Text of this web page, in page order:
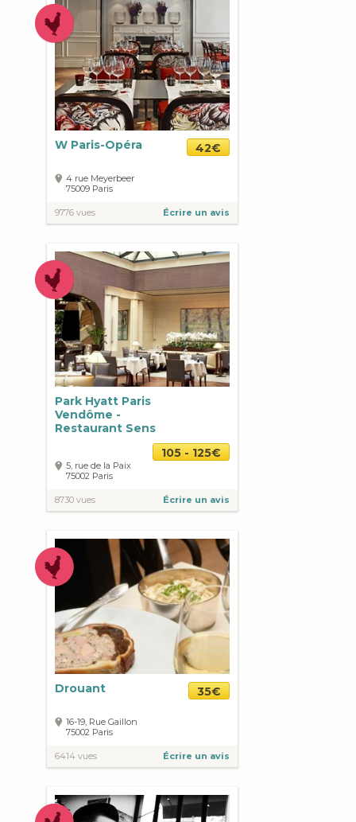
W Paris-Opéra 42€
4 rue Meyerbeer
75009 Paris
9776 vues Écrire un avis
Park Hyatt Paris
Vendôme -
Restaurant Sens
105 - 125€
5, rue de la Paix
75002 Paris
8730 vues Écrire un avis
Drouant 35€
16-19, Rue Gaillon
75002 Paris
6414 vues Écrire un avis